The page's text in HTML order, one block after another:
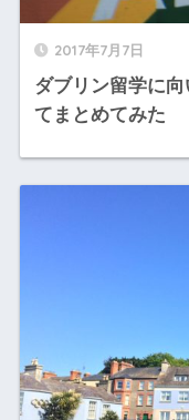
2017年7月7日
ダブリン留学に
てまとめてみた